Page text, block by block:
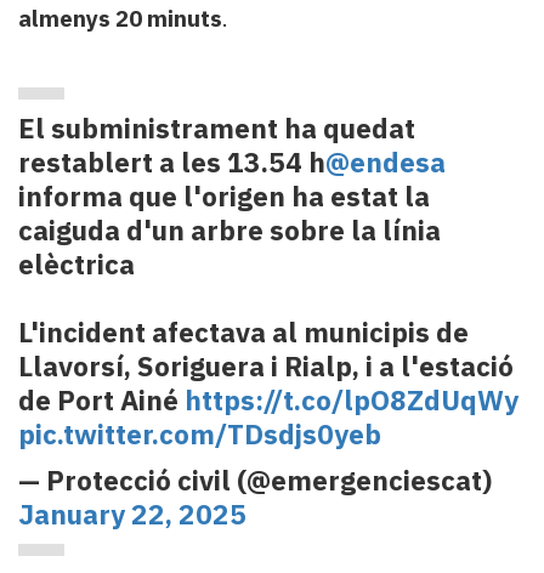
almenys 20 minuts.
El subministrament ha quedat
restablert a les 13.54 h@endesa
informa que l'origen ha estat la
caiguda d'un arbre sobre la línia
elèctrica
L'incident afectava al municipis de
Llavorsí, Soriguera i Rialp, i a l'estació
de Port Ainé https://t.co/lpO8ZdUqWy
pic.twitter.com/TDsdjs0yeb
— Protecció civil (@emergenciescat)
January 22, 2025